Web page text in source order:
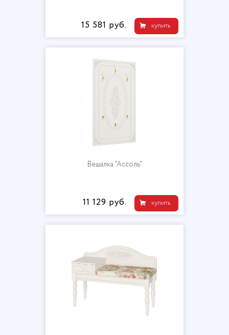
купить
15 581 руб.
Вешалка "Ассоль"
купить
11 129 руб.